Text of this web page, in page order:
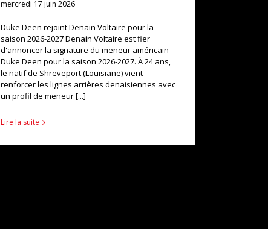
mercredi 17 juin 2026
Duke Deen rejoint Denain Voltaire pour la
saison 2026-2027 Denain Voltaire est fier
d'annoncer la signature du meneur américain
Duke Deen pour la saison 2026-2027. À 24 ans,
le natif de Shreveport (Louisiane) vient
renforcer les lignes arrières denaisiennes avec
un profil de meneur [...]
Lire la suite